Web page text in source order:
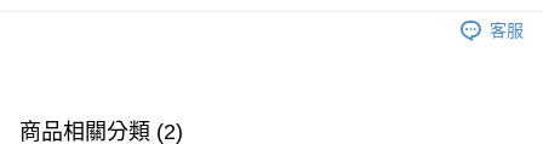
１．於結帳方式選擇「AFTEE先享後付」後，將跳轉至「AFTEE先享後付」
客服
商品相關分類 (2)